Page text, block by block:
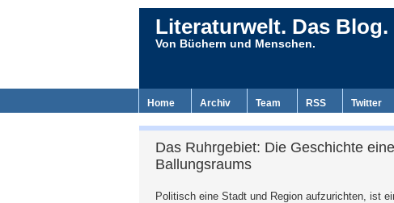
Literaturwelt. Das Blog.
Von Büchern und Menschen.
Home Archiv Team RSS Twitter
Das Ruhrgebiet: Die Geschichte
Ballungsraums
Politisch eine Stadt und Region aufzurichten, ist